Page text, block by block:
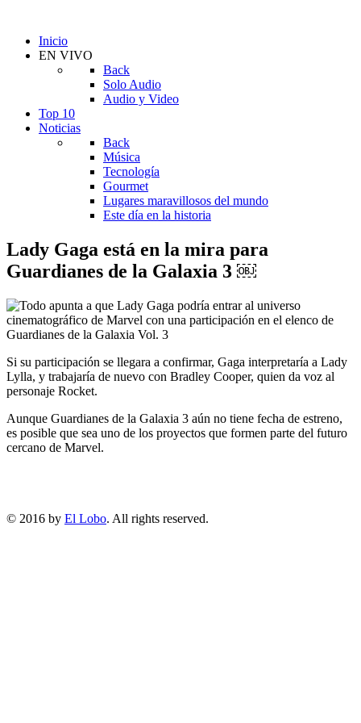
Inicio
EN VIVO
Back
Solo Audio
Audio y Video
Top 10
Noticias
Back
Música
Tecnología
Gourmet
Lugares maravillosos del mundo
Este día en la historia
Lady Gaga está en la mira para
Guardianes de la Galaxia 3 ￼
Todo apunta a que Lady Gaga podría entrar al universo
cinematográfico de Marvel con una participación en el elenco de
Guardianes de la Galaxia Vol. 3
Si su participación se llegara a confirmar, Gaga interpretaría a Lady
Lylla, y trabajaría de nuevo con Bradley Cooper, quien da voz al
personaje Rocket.
Aunque Guardianes de la Galaxia 3 aún no tiene fecha de estreno,
es posible que sea uno de los proyectos que formen parte del futuro
cercano de Marvel.
© 2016 by El Lobo. All rights reserved.